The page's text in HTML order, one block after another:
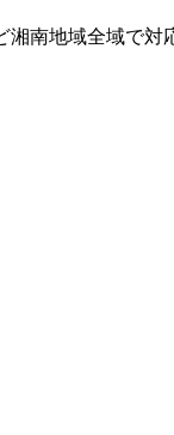
南地域全域で対